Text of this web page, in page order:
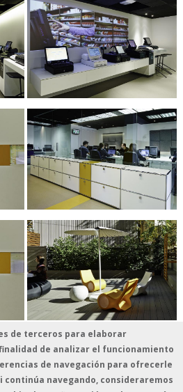
de terceros para elaborar
de analizar el funcionamiento
de navegación para ofrecerle
continúa navegando, consideraremos